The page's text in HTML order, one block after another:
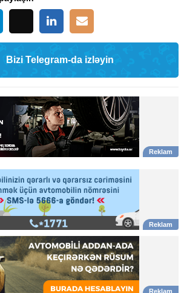
Bizi Telegram-da izləyin